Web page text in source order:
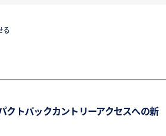
る
クトバックカントリーアクセスへの新